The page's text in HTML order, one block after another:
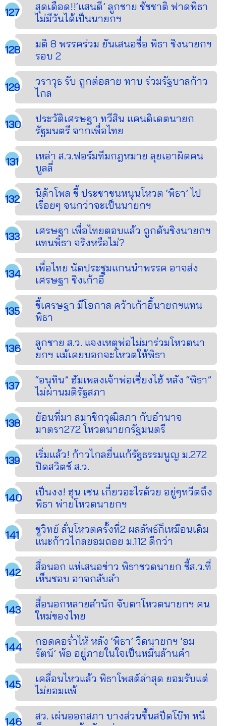
สุดเดือด!!‘แสนดี’ ลูกชาย ชัชชาติ ฟาดพิธา
ไม่มีวันได้เป็นนายกฯ
มติ 8 พรรคร่วม ยันเสนอชื่อ พิธา ชิงนายกฯ
รอบ 2
วราวุธ รับ ถูกต่อสาย ทาบ ร่วมรัฐบาลก้าว
ไกล
ประวัติเศรษฐา ทวีสิน แคนดิเดตนายก
รัฐมนตรี จากเพื่อไทย
เหล่า ส.ว.ฟอร์มทีมกฎหมาย ลุยเอาผิดคน
บูลลี่
นิด้าโพล ชี้ ประชาชนหนุนโหวต ‘พิธา’ ไป
เรื่อยๆ จนกว่าจะเป็นนายกฯ
เศรษฐา เพื่อไทยตอบแล้ว ถูกดันชิงนายกฯ
แทนพิธา จริงหรือไม่?
เพื่อไทย นัดประชุมแกนนำพรรค อาจส่ง
เศรษฐา ชิงเก้าอี้
ชี้เศรษฐา มีโอกาส คว้าเก้าอี้นายกฯแทน
พิธา
ลูกชาย ส.ว. แจงเหตุพ่อไม่มาร่วมโหวตนา
ยกฯ แม้เคยบอกจะโหวตให้พิธา
“อนุทิน” ฮัมเพลงเจ้าพ่อเซี่ยงไฮ้ หลัง “พิธา”
ไม่ผ่านมติรัฐสภา
ย้อนที่มา สมาชิกวุฒิสภา กับอำนาจ
มาตรา272 โหวตนายกรัฐมนตรี
เริ่มแล้ว! ก้าวไกลยื่นแก้รัฐธรรมนูญ ม.272
ปิดสวิตช์ ส.ว.
เป็นงง! ฮุน เซน เกี่ยวอะไรด้วย อยู่ๆทวีตถึง
พิธา พ่ายโหวตนายกฯ
ชูวิทย์ ลั่นโหวตครั้งที่2 ผลลัพธ์ก็เหมือนเดิม
แนะก้าวไกลยอมถอย ม.112 ดีกว่า
สื่อนอก แห่เสนอข่าว พิธาชวดนายก ชี้ส.ว.ที่
เห็นชอบ อาจกลับลำ
สื่อนอกหลายสำนัก จับตาโหวตนายกฯ คน
ใหม่ของไทย
กอดคอร่ำไห้ หลัง ‘พิธา’ วืดนายกฯ ‘อม
รัตน์’ พ้อ อยู่ภายในใจเป็นหมื่นล้านคำ
เคลื่อนไหวแล้ว พิธาโพสต์ล่าสุด ยอมรับแต่
ไม่ยอมแพ้
สว. เผ่นออกสภา บางส่วนขึ้นสปีดโบ๊ท หนี